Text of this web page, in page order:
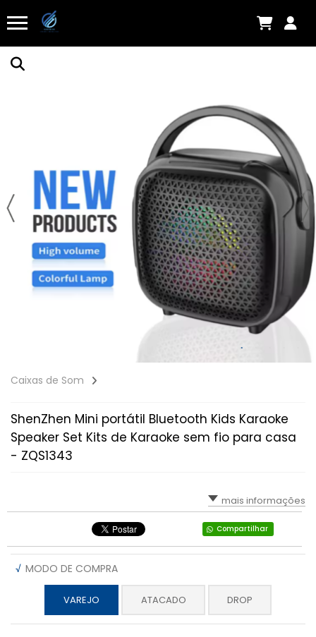
Caixas de Som
ShenZhen Mini portátil Bluetooth Kids Karaoke
Speaker Set Kits de Karaoke sem fio para casa
- ZQS1343
mais informações
Compartilhar
√ MODO DE COMPRA
VAREJO ATACADO DROP